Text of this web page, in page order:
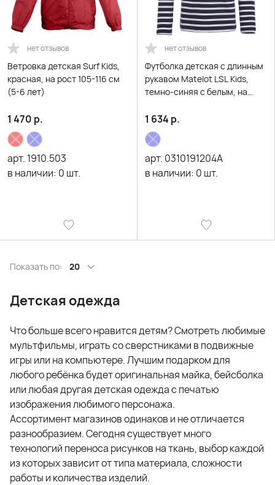
нет отзывов
Ветровка детская Surf Kids,
красная, на рост 105-116 см
(5-6 лет)
1 470 р.
арт. 1910.503
в наличии: 0 шт.
нет отзывов
Футболка детская с длинным
рукавом Matelot LSL Kids,
темно-синяя с белым, на
1 634 р.
арт. 0310191204A
в наличии: 0 шт.
Показать по: 20
Детская одежда
Что больше всего нравится детям? Смотреть любимые
мультфильмы, играть со сверстниками в подвижные
игры или на компьютере. Лучшим подарком для
любого ребёнка будет оригинальная майка, бейсболка
или любая другая детская одежда с печатью
изображения любимого персонажа.
Ассортимент магазинов одинаков и не отличается
разнообразием. Сегодня существует много
технологий переноса рисунков на ткань, выбор каждой
из которых зависит от типа материала, сложности
работы и количества изделий.